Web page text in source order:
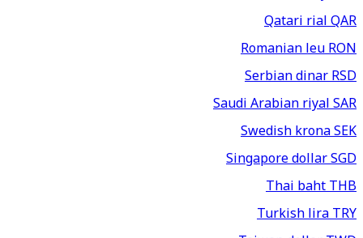
Qatari rialQAR
Romanian leuRON
Serbian dinarRSD
Saudi Arabian riyalSAR
Swedish kronaSEK
Singapore dollarSGD
Thai bahtTHB
Turkish liraTRY